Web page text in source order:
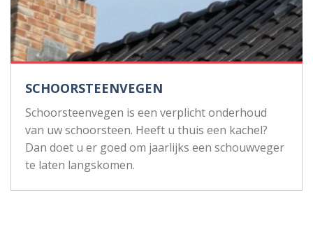
SCHOORSTEENVEGEN
Schoorsteenvegen is een verplicht onderhoud
van uw schoorsteen. Heeft u thuis een kachel?
Dan doet u er goed om jaarlijks een schouwveger
te laten langskomen.